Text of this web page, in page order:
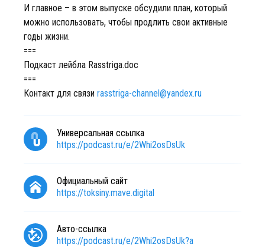
И главное – в этом выпуске обсудили план, который
можно использовать, чтобы продлить свои активные
годы жизни.
===
Подкаст лейбла Rasstriga.doc
===
Контакт для связи rasstriga-channel@yandex.ru
Универсальная ссылка
https://podcast.ru/e/2Whi2osDsUk
Официальный сайт
https://toksiny.mave.digital
Авто-ссылка
https://podcast.ru/e/2Whi2osDsUk?a